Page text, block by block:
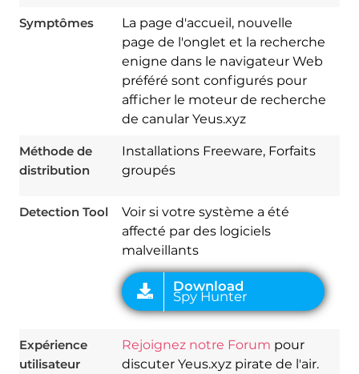
Symptômes
La page d'accueil, nouvelle
page de l'onglet et la recherche
enigne dans le navigateur Web
préféré sont configurés pour
afficher le moteur de recherche
de canular Yeus.xyz
Méthode de
distribution
Installations Freeware, Forfaits
groupés
Detection Tool
Voir si votre système a été
affecté par des logiciels
malveillants
Download
Spy Hunter
Expérience
utilisateur
Rejoignez notre Forum pour
discuter Yeus.xyz pirate de l'air.